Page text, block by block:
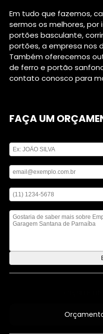
Em tudo que fazemos,
sermos os melhores, por
portões basculante,
portões, a empresa nos
Também oferecemos
de ferro e portão
contato conosco para
FAÇA UM